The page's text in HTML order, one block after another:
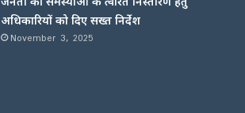
अधिकारियों को दिए सख्त निर्देश
November 3, 2025